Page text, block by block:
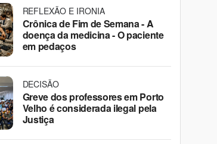
REFLEXÃO E IRONIA
Crônica de Fim de Semana - A
doença da medicina - O paciente
em pedaços
DECISÃO
Greve dos professores em Porto
Velho é considerada ilegal pela
Justiça